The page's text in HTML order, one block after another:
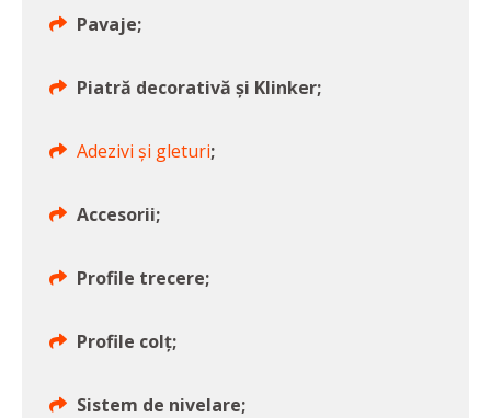
Pavaje;
Piatră decorativă și Klinker;
Adezivi și gleturi;
Accesorii;
Profile trecere;
Profile colț;
Sistem de nivelare;